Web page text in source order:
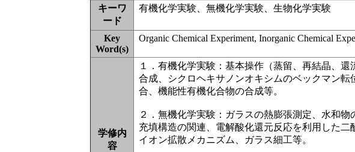
キーワ
ード
有機化学実験、無機化学実験、生物化学実験
Key
Word(s)
Organic Chemical Experiment, Inorganic Chemical
学修内
容
１．有機化学実験：基本操作（蒸留、再結晶、
合成、シクロヘキサノンオキシムのベックマン
合、機能性有機化合物の合成等。
２．無機化学実験：ガラスの熱膨張測定、水和
充填構造の関連、電解酸化還元反応を利用した
イオン拡散メカニズム、ガラス細工等。